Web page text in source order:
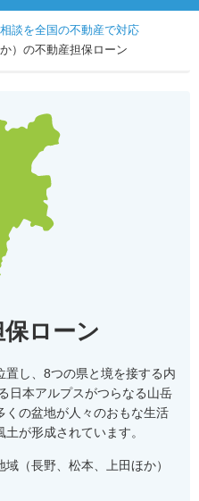
談を全国の不動産で対応
）の不動産担保ローン
ローン
し、8つの県と境を接する内
日本アルプスがつらなる山岳
くの盆地が人々のおもな生活
が形成されています。
（長野、松本、上田ほか）